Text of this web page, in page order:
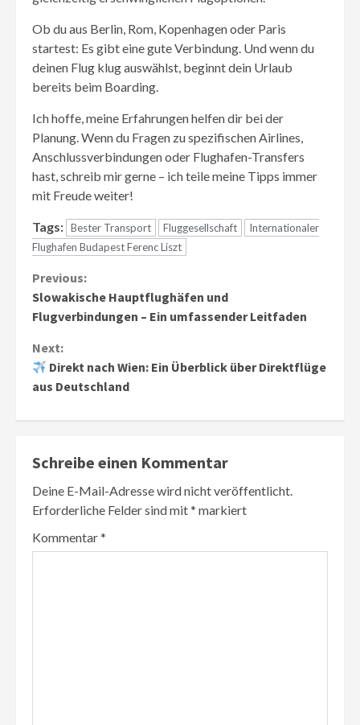
Ob du aus Berlin, Rom, Kopenhagen oder Paris
startest: Es gibt eine gute Verbindung. Und wenn du
deinen Flug klug auswählst, beginnt dein Urlaub
bereits beim Boarding.
Ich hoffe, meine Erfahrungen helfen dir bei der
Planung. Wenn du Fragen zu spezifischen Airlines,
Anschlussverbindungen oder Flughafen-Transfers
hast, schreib mir gerne – ich teile meine Tipps immer
mit Freude weiter!
Tags: Bester Transport Fluggesellschaft
Internationaler
Flughafen Budapest Ferenc Liszt
Continue
Reading
Previous:
Slowakische Hauptflughäfen und
Flugverbindungen – Ein umfassender Leitfaden
Next:
Direkt nach Wien: Ein Überblick über Direktflüge
aus Deutschland
Schreibe einen Kommentar
Deine E-Mail-Adresse wird nicht veröffentlicht.
Erforderliche Felder sind mit* markiert
Kommentar*